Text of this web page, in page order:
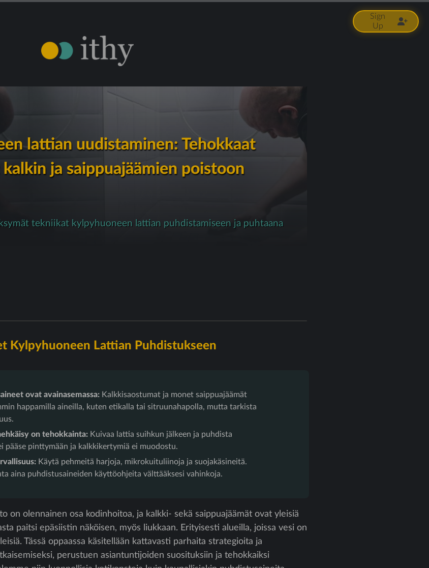
lattian uudistaminen: Tehokkaat
ja saippuajäämien poistoon
tekniikat kylpyhuoneen lattian puhdistamiseen ja puhtaana
Kylpyhuoneen Lattian Puhdistukseen
ovat avainasemassa: Kalkkisaostumat ja monet saippuajäämät
happamilla aineilla, kuten etikalla tai sitruunahapolla, mutta tarkista
on tehokkainta: Kuivaa lattia suihkun jälkeen ja puhdista
pääse pinttymään ja kalkkikertymiä ei muodostu.
Käytä pehmeitä harjoja, mikrokuituliinoja ja suojakäsineitä.
aina puhdistusaineiden käyttöohjeita välttääksesi vahinkoja.
on olennainen osa kodinhoitoa, ja kalkki- sekä saippuajäämät ovat yleisiä
paitsi epäsiistin näköisen, myös liukkaan. Erityisesti alueilla, joissa vesi on
Tässä oppaassa käsitellään kattavasti parhaita strategioita ja
perustuen asiantuntijoiden suosituksiin ja tehokkaiksi
Sign
Up